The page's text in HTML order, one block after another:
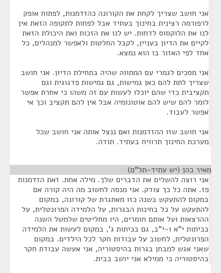
אני חושב שצריך לקחת את הקורונה כהזדמנות, לפתוח אופק
לרפורמה רצינית בחינוך בעתיד אבל לפחות לתקופה הזאת אין
לנו את הלוקסוס לדחות. יש לנו את הזכות ואת היכולת הזאת
לקיים את הדיון בעניין, לקבל החלטות ולאפשר למנהלים, כל
אחד לפי האזור בו הוא נמצא.
אני מסכים לגמרי עם המתווה שהיה בתחילת הדיון. אני חושב
שצריך לתת להם כאן גמישות, גם גמישות פדגוגית וגם
תקציבית כדי שהם יוכלו לעשות עם זה משהו כי אחרת אפשר
לומר להם שיש להם אוטונומיה אבל אין להם תקציב וכך אי
אפשר לעבוד.
אני חושב שזו ההזדמנות ואם ננצל אותה אני חושב שכל
מערכת החינוך תרוויח בעתיד. תודה.
מאיר כהן (יש עתיד-תל"ם)
אני רוצה להשלים את הדברים שלך. מילה אחת. זאת הזדמנות
פז. אתה כל כך צודק. אני מנסה לחשוב מה היה קורה אם
במקום להתעקש בשנה כזו מאתגרת של קורונה, במקום
להתעקש על כל בחינות הבגרות, על הלמידה הפרונטלית, על
ההרצאות ועל אותם חומרים, היו מחליטים שלמשל השנה
בכיתות י"א ו-י"ב, גם בכיתות ג', במקום לעשות את הלמידה
הפרונטלית, לחשוב על עבודות חקר לכל הילדים. במקום
שאני אגש למבחן בגרות בהיסטוריה, אני אעשה עבודת חקר
בהיסטוריה כי ממילא אני יושב בבית.